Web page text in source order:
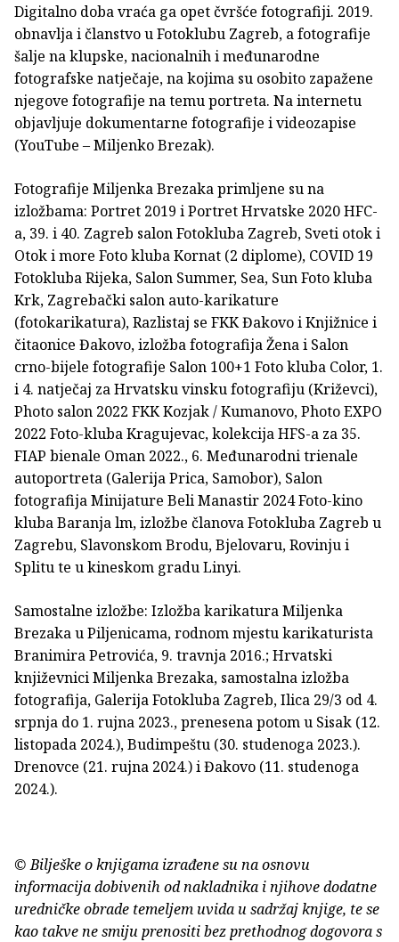
Digitalno doba vraća ga opet čvršće fotografiji. 2019.
obnavlja i članstvo u Fotoklubu Zagreb, a fotografije
šalje na klupske, nacionalnih i međunarodne
fotografske natječaje, na kojima su osobito zapažene
njegove fotografije na temu portreta. Na internetu
objavljuje dokumentarne fotografije i videozapise
(YouTube – Miljenko Brezak).
Fotografije Miljenka Brezaka primljene su na
izložbama: Portret 2019 i Portret Hrvatske 2020 HFC-
a, 39. i 40. Zagreb salon Fotokluba Zagreb, Sveti otok i
Otok i more Foto kluba Kornat (2 diplome), COVID 19
Fotokluba Rijeka, Salon Summer, Sea, Sun Foto kluba
Krk, Zagrebački salon auto-karikature
(fotokarikatura), Razlistaj se FKK Đakovo i Knjižnice i
čitaonice Đakovo, izložba fotografija Žena i Salon
crno-bijele fotografije Salon 100+1 Foto kluba Color, 1.
i 4. natječaj za Hrvatsku vinsku fotografiju (Križevci),
Photo salon 2022 FKK Kozjak / Kumanovo, Photo EXPO
2022 Foto-kluba Kragujevac, kolekcija HFS-a za 35.
FIAP bienale Oman 2022., 6. Međunarodni trienale
autoportreta (Galerija Prica, Samobor), Salon
fotografija Minijature Beli Manastir 2024 Foto-kino
kluba Baranja lm, izložbe članova Fotokluba Zagreb u
Zagrebu, Slavonskom Brodu, Bjelovaru, Rovinju i
Splitu te u kineskom gradu Linyi.
Samostalne izložbe: Izložba karikatura Miljenka
Brezaka u Piljenicama, rodnom mjestu karikaturista
Branimira Petrovića, 9. travnja 2016.; Hrvatski
književnici Miljenka Brezaka, samostalna izložba
fotografija, Galerija Fotokluba Zagreb, Ilica 29/3 od 4.
srpnja do 1. rujna 2023., prenesena potom u Sisak (12.
listopada 2024.), Budimpeštu (30. studenoga 2023.).
Drenovce (21. rujna 2024.) i Đakovo (11. studenoga
2024.).
© Bilješke o knjigama izrađene su na osnovu
informacija dobivenih od nakladnika i njihove dodatne
uredničke obrade temeljem uvida u sadržaj knjige, te se
kao takve ne smiju prenositi bez prethodnog dogovora s